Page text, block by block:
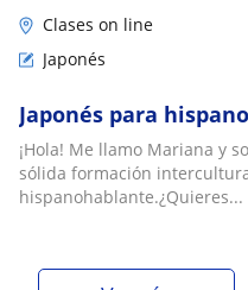
Clases on line
Japonés
Japonés para
¡Hola! Me llamo Mariana y
sólida formación
hispanohablante.¿Quieres...